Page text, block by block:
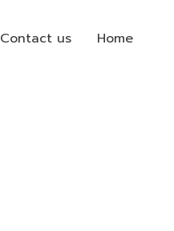
Contact us Home